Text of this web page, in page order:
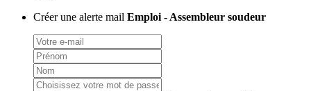
Créer une alerte mail Emploi - Assembleur soudeur